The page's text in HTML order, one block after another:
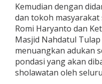
Kemudian dengan
dan tokoh
Romi Haryanto dan
Masjid Nahdatul
menuangkan adukan
pondasi yang akan
sholawatan oleh